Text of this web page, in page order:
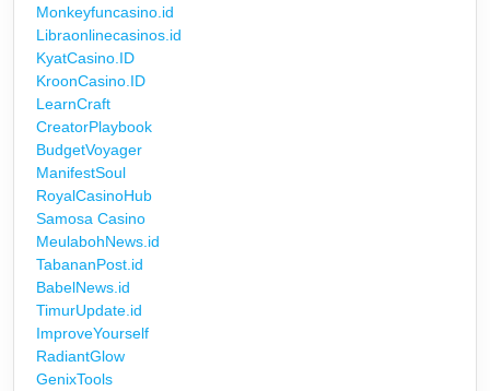
Monkeyfuncasino.id
Libraonlinecasinos.id
KyatCasino.ID
KroonCasino.ID
LearnCraft
CreatorPlaybook
BudgetVoyager
ManifestSoul
RoyalCasinoHub
Samosa Casino
MeulabohNews.id
TabananPost.id
BabelNews.id
TimurUpdate.id
ImproveYourself
RadiantGlow
GenixTools